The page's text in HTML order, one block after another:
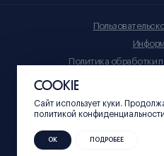
© Нижний
Политика обработки
COOKIE
Сайт использует куки.
политикой конфиденциальности
ОК ПОДРОБЕЕ